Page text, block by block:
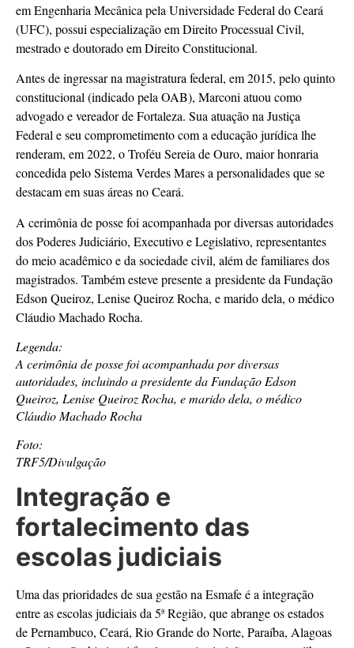
em Engenharia Mecânica pela Universidade Federal do Ceará
(UFC), possui especialização em Direito Processual Civil,
mestrado e doutorado em Direito Constitucional.
Antes de ingressar na magistratura federal, em 2015, pelo quinto
constitucional (indicado pela OAB), Marconi atuou como
advogado e vereador de Fortaleza. Sua atuação na Justiça
Federal e seu comprometimento com a educação jurídica lhe
renderam, em 2022, o Troféu Sereia de Ouro, maior honraria
concedida pelo Sistema Verdes Mares a personalidades que se
destacam em suas áreas no Ceará.
A cerimônia de posse foi acompanhada por diversas autoridades
dos Poderes Judiciário, Executivo e Legislativo, representantes
do meio acadêmico e da sociedade civil, além de familiares dos
magistrados. Também esteve presente a presidente da Fundação
Edson Queiroz, Lenise Queiroz Rocha, e marido dela, o médico
Cláudio Machado Rocha.
Legenda:
A cerimônia de posse foi acompanhada por diversas
autoridades, incluindo a presidente da Fundação Edson
Queiroz, Lenise Queiroz Rocha, e marido dela, o médico
Cláudio Machado Rocha
Foto:
TRF5/Divulgação
Integração e
fortalecimento das
escolas judiciais
Uma das prioridades de sua gestão na Esmafe é a integração
entre as escolas judiciais da 5ª Região, que abrange os estados
de Pernambuco, Ceará, Rio Grande do Norte, Paraíba, Alagoas